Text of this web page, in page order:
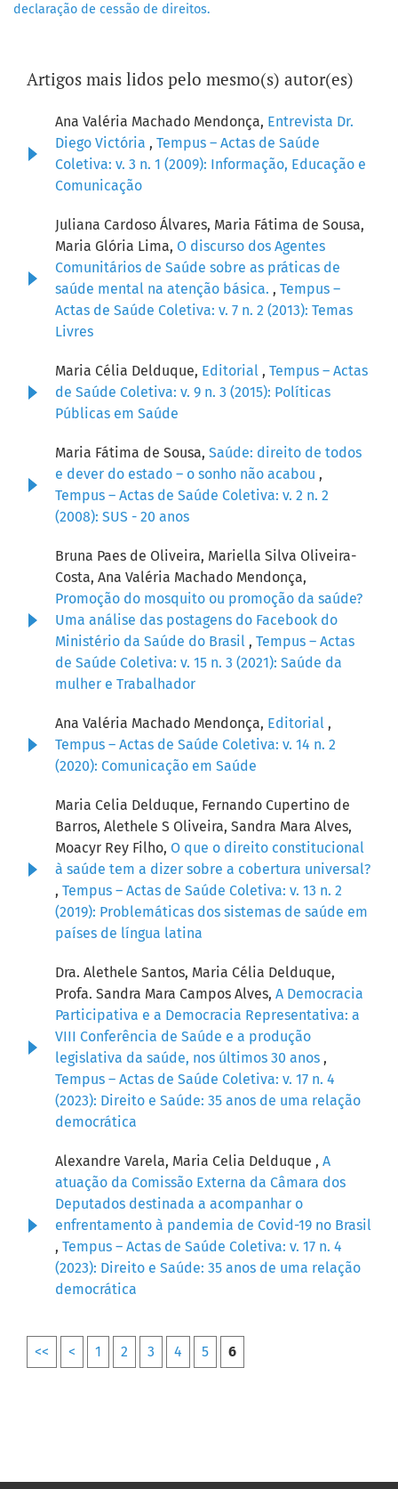
declaração de cessão de direitos.
Artigos mais lidos pelo mesmo(s) autor(es)
Ana Valéria Machado Mendonça, Entrevista Dr.
Diego Victória , Tempus – Actas de Saúde
Coletiva: v. 3 n. 1 (2009): Informação, Educação e
Comunicação
Juliana Cardoso Álvares, Maria Fátima de Sousa,
Maria Glória Lima, O discurso dos Agentes
Comunitários de Saúde sobre as práticas de
saúde mental na atenção básica. , Tempus –
Actas de Saúde Coletiva: v. 7 n. 2 (2013): Temas
Livres
Maria Célia Delduque, Editorial , Tempus – Actas
de Saúde Coletiva: v. 9 n. 3 (2015): Políticas
Públicas em Saúde
Maria Fátima de Sousa, Saúde: direito de todos
e dever do estado – o sonho não acabou ,
Tempus – Actas de Saúde Coletiva: v. 2 n. 2
(2008): SUS - 20 anos
Bruna Paes de Oliveira, Mariella Silva Oliveira-
Costa, Ana Valéria Machado Mendonça,
Promoção do mosquito ou promoção da saúde?
Uma análise das postagens do Facebook do
Ministério da Saúde do Brasil , Tempus – Actas
de Saúde Coletiva: v. 15 n. 3 (2021): Saúde da
mulher e Trabalhador
Ana Valéria Machado Mendonça, Editorial ,
Tempus – Actas de Saúde Coletiva: v. 14 n. 2
(2020): Comunicação em Saúde
Maria Celia Delduque, Fernando Cupertino de
Barros, Alethele S Oliveira, Sandra Mara Alves,
Moacyr Rey Filho, O que o direito constitucional
à saúde tem a dizer sobre a cobertura universal?
, Tempus – Actas de Saúde Coletiva: v. 13 n. 2
(2019): Problemáticas dos sistemas de saúde em
países de língua latina
Dra. Alethele Santos, Maria Célia Delduque,
Profa. Sandra Mara Campos Alves, A Democracia
Participativa e a Democracia Representativa: a
VIII Conferência de Saúde e a produção
legislativa da saúde, nos últimos 30 anos ,
Tempus – Actas de Saúde Coletiva: v. 17 n. 4
(2023): Direito e Saúde: 35 anos de uma relação
democrática
Alexandre Varela, Maria Celia Delduque , A
atuação da Comissão Externa da Câmara dos
Deputados destinada a acompanhar o
enfrentamento à pandemia de Covid-19 no Brasil
, Tempus – Actas de Saúde Coletiva: v. 17 n. 4
(2023): Direito e Saúde: 35 anos de uma relação
democrática
<< < 1 2 3 4 5 6